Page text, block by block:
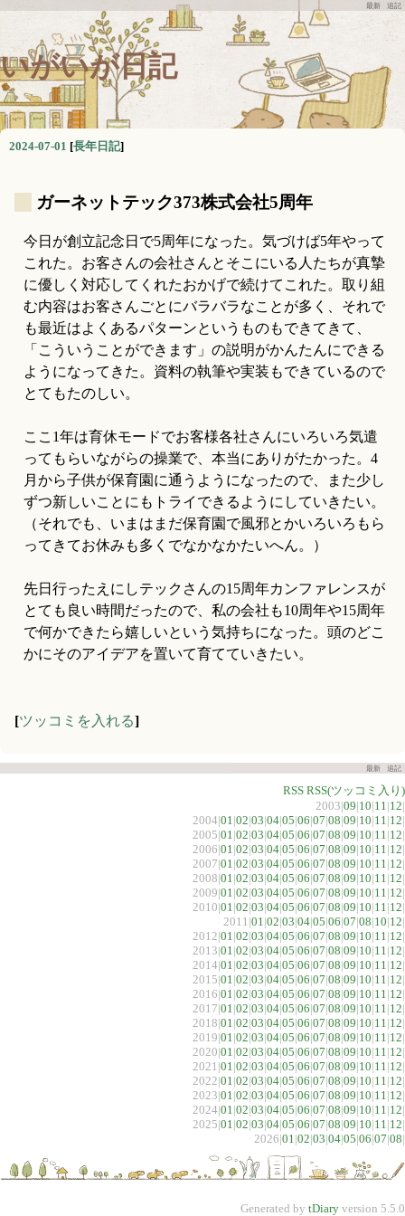
最新 追記
いがいが日記
2024-07-01 [長年日記]
ガーネットテック373株式会社5周年
今日が創立記念日で5周年になった。気づけば5年やって
これた。お客さんの会社さんとそこにいる人たちが真摯
に優しく対応してくれたおかげで続けてこれた。取り組
む内容はお客さんごとにバラバラなことが多く、それで
も最近はよくあるパターンというものもできてきて、
「こういうことができます」の説明がかんたんにできる
ようになってきた。資料の執筆や実装もできているので
とてもたのしい。
ここ1年は育休モードでお客様各社さんにいろいろ気遣
ってもらいながらの操業で、本当にありがたかった。4
月から子供が保育園に通うようになったので、また少し
ずつ新しいことにもトライできるようにしていきたい。
（それでも、いまはまだ保育園で風邪とかいろいろもら
ってきてお休みも多くでなかなかたいへん。）
先日行ったえにしテックさんの15周年カンファレンスが
とても良い時間だったので、私の会社も10周年や15周年
で何かできたら嬉しいという気持ちになった。頭のどこ
かにそのアイデアを置いて育てていきたい。
[ツッコミを入れる]
最新 追記
RSS RSS(ツッコミ入り)
2003|09|10|11 |12|
2004|01 |02|03|04|05|06|07|08|09|10|11 |12|
2005|01 |02|03|04|05|06|07|08|09|10|11 |12|
2006|01 |02|03|04|05|06|07|08|09|10|11 |12|
2007|01 |02|03|04|05|06|07|08|09|10|11 |12|
2008|01 |02|03|04|05|06|07|08|09|10|11 |12|
2009|01 |02|03|04|05|06|07|08|09|10|11 |12|
2010|01 |02|03|04|05|06|07|08|09|10|11 |12|
2011|01 |02|03|04|05|06|07|08|10|12|
2012|01 |02|03|04|05|06|07|08|09|10|11 |12|
2013|01 |02|03|04|05|06|07|08|09|10|11 |12|
2014|01 |02|03|04|05|06|07|08|09|10|11 |12|
2015|01 |02|03|04|05|06|07|08|09|10|11 |12|
2016|01 |02|03|04|05|06|07|08|09|10|11 |12|
2017|01 |02|03|04|05|06|07|08|09|10|11 |12|
2018|01 |02|03|04|05|06|07|08|09|10|11 |12|
2019|01 |02|03|04|05|06|07|08|09|10|11 |12|
2020|01 |02|03|04|05|06|07|08|09|10|11 |12|
2021|01 |02|03|04|05|06|07|08|09|10|11 |12|
2022|01 |02|03|04|05|06|07|08|09|10|11 |12|
2023|01 |02|03|04|05|06|07|08|09|10|11 |12|
2024|01 |02|03|04|05|06|07|08|09|10|11 |12|
2025|01 |02|03|04|05|06|07|08|09|10|11 |12|
2026|01 |02|03|04|05|06|07|08|
Generated by tDiary version 5.5.0